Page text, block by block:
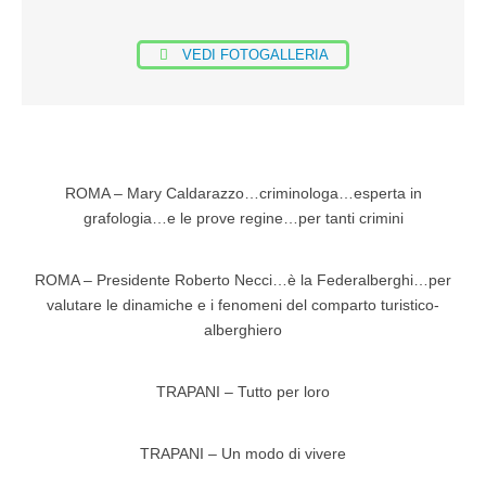
VEDI FOTOGALLERIA
ROMA – Mary Caldarazzo…criminologa…esperta in
grafologia…e le prove regine…per tanti crimini
ROMA – Presidente Roberto Necci…è la Federalberghi…per
valutare le dinamiche e i fenomeni del comparto turistico-
alberghiero
TRAPANI – Tutto per loro
TRAPANI – Un modo di vivere